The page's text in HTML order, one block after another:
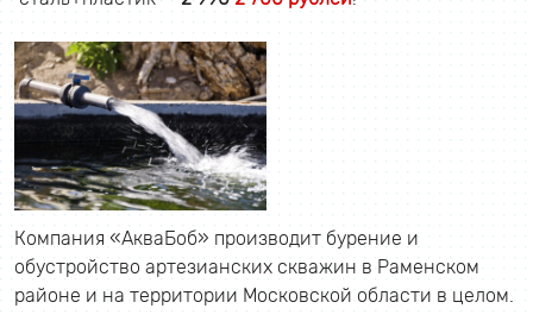
Компания «АкваБоб» производит бурение и
обустройство артезианских скважин в Раменском
районе и на территории Московской области в целом.